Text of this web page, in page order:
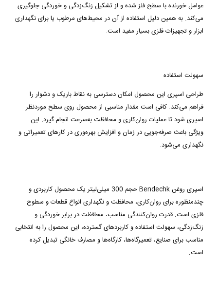
عوامل خورنده با سطح فلز شده و از تشکیل زنگ‌زدگی و خوردگی جلوگیری
می‌کند. به همین دلیل استفاده از آن در محیط‌های مرطوب یا برای نگهداری
ابزار و تجهیزات فلزی بسیار مفید است.
سهولت استفاده
طراحی اسپری این محصول امکان دسترسی به نقاط باریک و دشوار را
فراهم می‌کند. کافی است مقدار مناسبی از محصول روی سطح موردنظر
اسپری شود تا عملیات روان‌کاری و محافظت به‌سرعت انجام گیرد. این
ویژگی باعث صرفه‌جویی در زمان و افزایش بهره‌وری در کارهای تعمیراتی و
نگهداری می‌شود.
اسپری روغن Bendechk حجم 300 میلی‌لیتر یک محصول کاربردی و
چندمنظوره برای روان‌کاری، محافظت و نگهداری انواع قطعات و سطوح
فلزی است. قدرت روان‌کنندگی مناسب، محافظت در برابر خوردگی و
زنگ‌زدگی، سهولت استفاده و کاربردهای گسترده، این محصول را به انتخابی
مناسب برای صنایع، تعمیرگاه‌ها، کارگاه‌ها و مصارف خانگی تبدیل کرده
است.